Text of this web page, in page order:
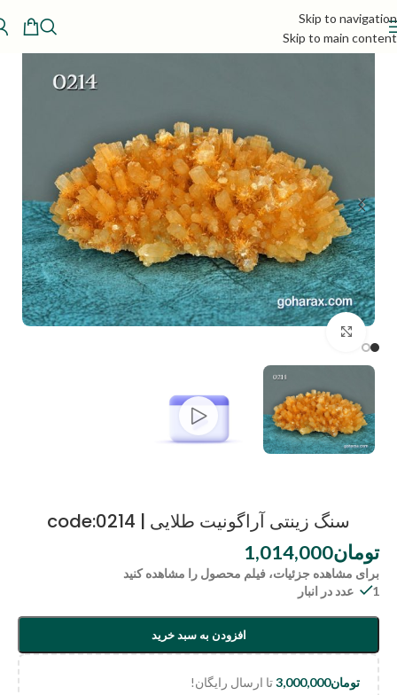
Skip to navigation
Skip to main content
سنگ زینتی آراگونیت طلایی | code:0214
تومان1,014,000
برای مشاهده جزئیات، فیلم محصول را مشاهده کنید
1 عدد در انبار
افزودن به سبد خرید
تومان3,000,000تا ارسال رایگان!